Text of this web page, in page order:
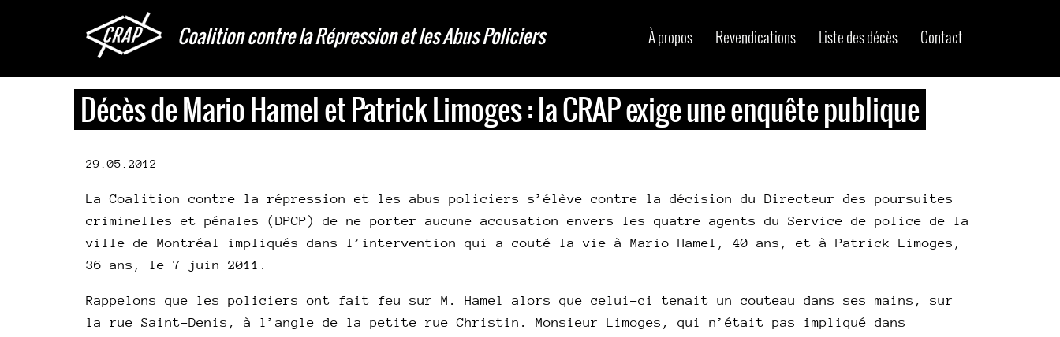
Coalition contre la Répression et les Abus Policiers À propos Revendications Liste des décès Contact
Décès de Mario Hamel et Patrick Limoges : la CRAP exige une enquête publique
29.05.2012
La Coalition contre la répression et les abus policiers s’élève contre la décision du Directeur des poursuites
criminelles et pénales (DPCP) de ne porter aucune accusation envers les quatre agents du Service de police de la
ville de Montréal impliqués dans l’intervention qui a couté la vie à Mario Hamel, 40 ans, et à Patrick Limoges,
36 ans, le 7 juin 2011.
Rappelons que les policiers ont fait feu sur M. Hamel alors que celui-ci tenait un couteau dans ses mains, sur
la rue Saint-Denis, à l’angle de la petite rue Christin. Monsieur Limoges, qui n’était pas impliqué dans